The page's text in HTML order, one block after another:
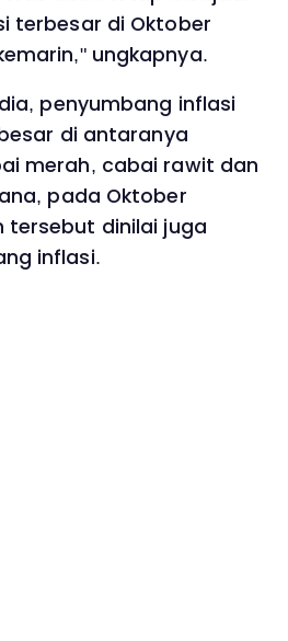
terbesar di Oktober
ungkapnya.
penyumbang inflasi
di antaranya
merah, cabai rawit dan
pada Oktober
dinilai juga
inflasi.